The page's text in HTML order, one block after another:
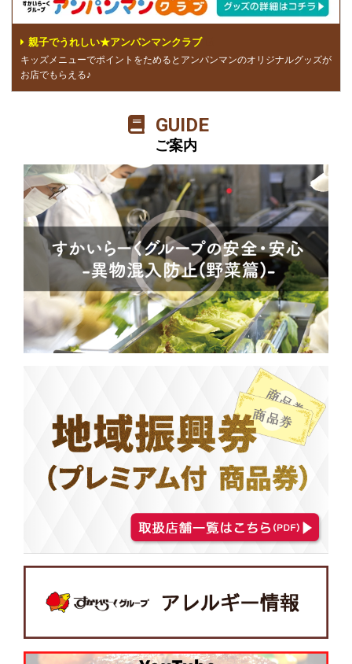
親子でうれしい★アンパンマンクラブ
キッズメニューでポイントをためるとアンパンマンのオリジナルグッズが
お店でもらえる♪
GUIDE
ご案内